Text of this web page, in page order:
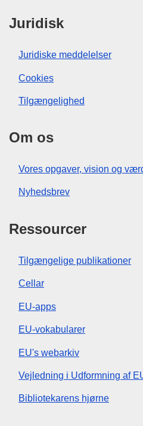
Juridisk
Juridiske meddelelser
Cookies
Tilgængelighed
Om os
Vores opgaver, vision og
Nyhedsbrev
Ressourcer
Tilgængelige publikationer
Cellar
EU-apps
EU-vokabularer
EU's webarkiv
Vejledning i Udformning af
Bibliotekarens hjørne